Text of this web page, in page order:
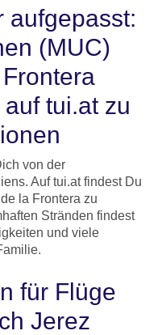
aufgepasst:
(MUC)
tui.at zu
von der
Auf tui.at findest Du
la Frontera zu
Stränden findest
und viele
für Flüge
Jerez